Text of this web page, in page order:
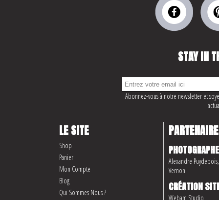
STAY IN
Abonnez-vous à notre newsletter et
LE SITE
Shop
Panier
Mon Compte
Blog
Qui Sommes Nous ?
PHOTOGRAPHE
Alexandre
Vernon
CRÉATION
Webam Studio